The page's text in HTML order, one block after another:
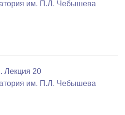
им. П.Л. Чебышева
Лекция 20
им. П.Л. Чебышева